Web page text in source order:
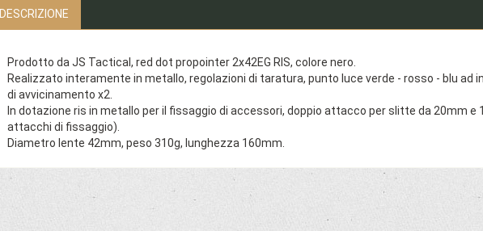
DESCRIZIONE
Prodotto da JS Tactical, red dot propointer 2x42EG RIS, colore nero.
Realizzato interamente in metallo, regolazioni di taratura, punto luce verde - rosso - blu ad
di avvicinamento x2.
In dotazione ris in metallo per il fissaggio di accessori, doppio attacco per slitte da 20mm e
attacchi di fissaggio).
Diametro lente 42mm, peso 310g, lunghezza 160mm.